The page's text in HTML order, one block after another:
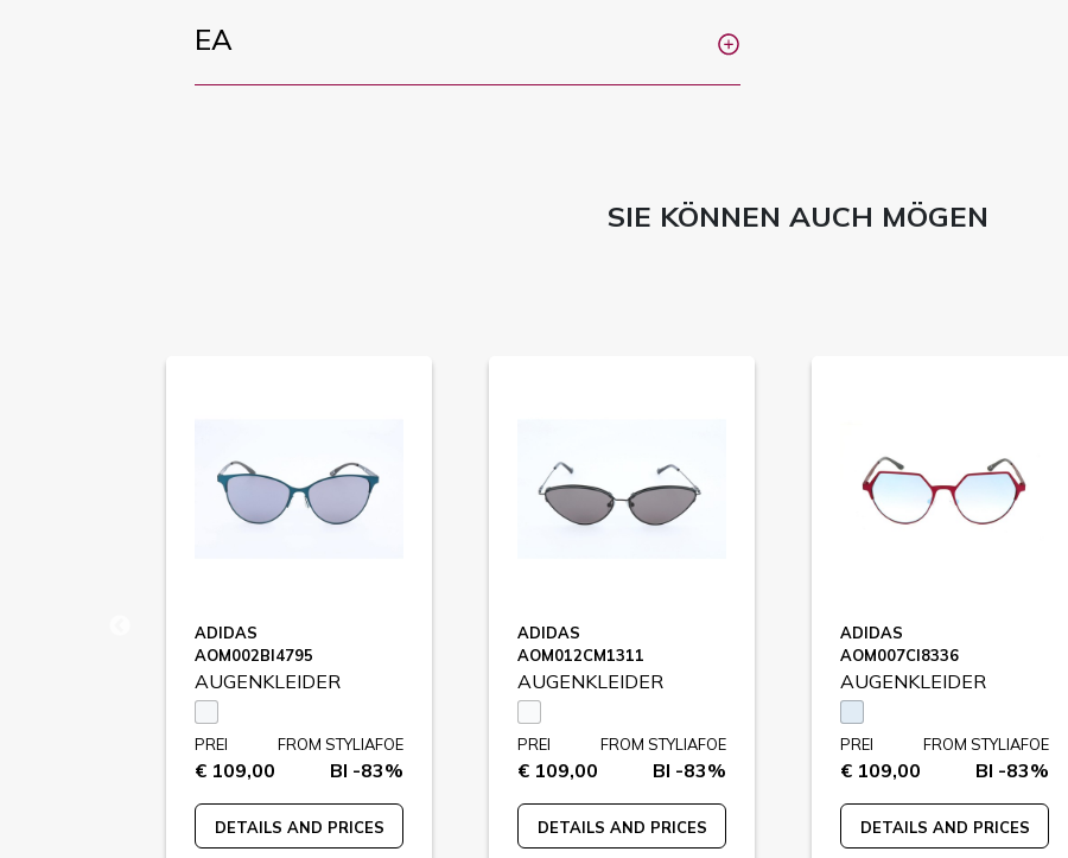
EA
SIE KÖNNEN AUCH MÖGEN
ADIDAS
AOM002BI4795
AUGENKLEIDER
PREI
€ 109,00
FROM STYLIAFOE
BI -83%
DETAILS AND PRICES
ADIDAS
AOM012CM1311
AUGENKLEIDER
PREI
€ 109,00
FROM STYLIAFOE
BI -83%
DETAILS AND PRICES
ADIDAS
AOM007CI8336
AUGENKLEIDER
PREI
€ 109,00
FROM STYLIAFOE
BI -83%
DETAILS AND PRICES